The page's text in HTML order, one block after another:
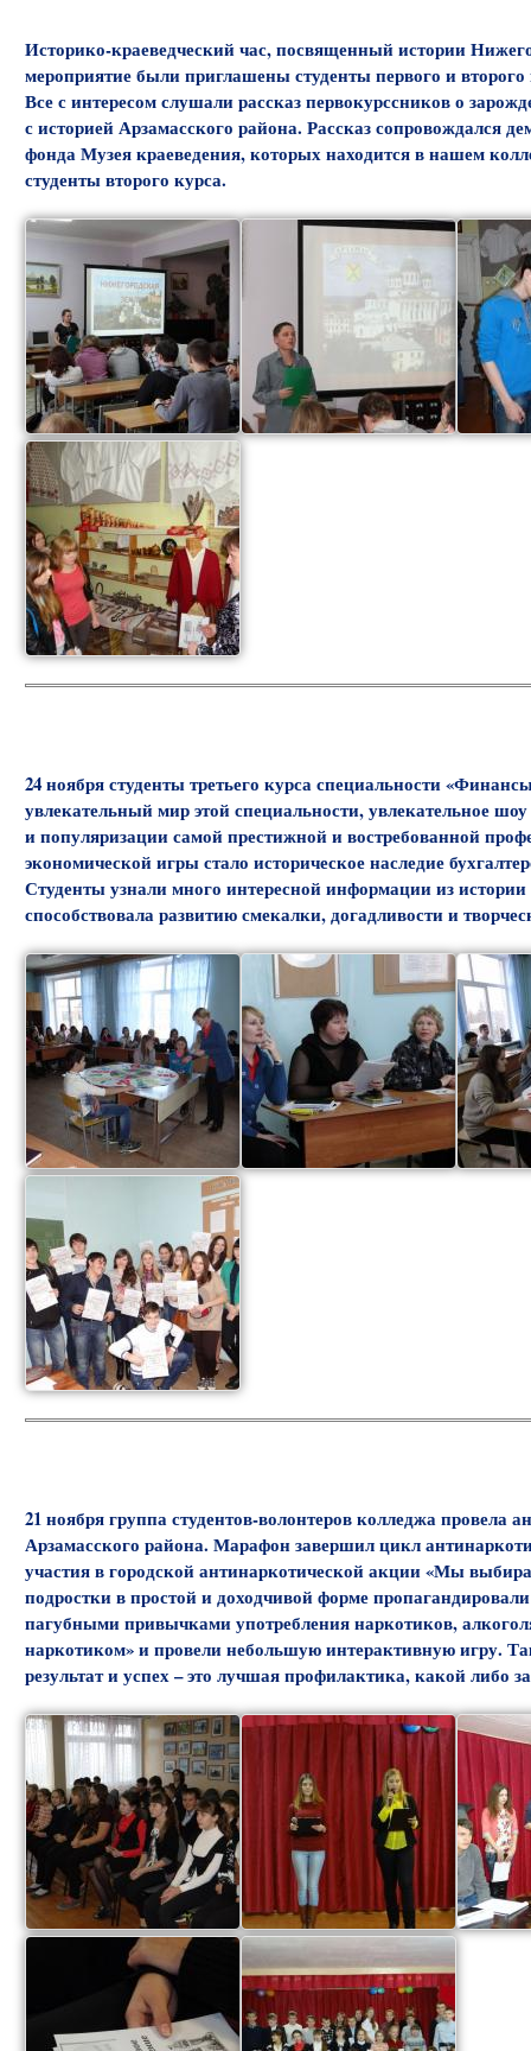
Историко-краеведческий час, посвященный истории
мероприятие были приглашены студенты первого и второго
Все с интересом слушали рассказ первокурссников о
с историей Арзамасского района. Рассказ сопровождался
фонда Музея краеведения, которых находится в нашем
студенты второго курса.
24 ноября студенты третьего курса специальности
увлекательный мир этой специальности, увлекательное
и популяризации самой престижной и востребованной
экономической игры стало историческое наследие
Студенты узнали много интересной информации из
способствовала развитию смекалки, догадливости и
21 ноября группа студентов-волонтеров колледжа
Арзамасского района. Марафон завершил цикл
участия в городской антинаркотической акции «Мы
подростки в простой и доходчивой форме
пагубными привычками употребления наркотиков,
наркотиком» и провели небольшую интерактивную игру.
результат и успех – это лучшая профилактика, какой либо